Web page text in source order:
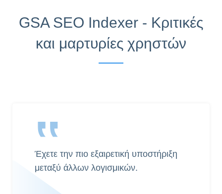
GSA SEO Indexer - Κριτικές
και μαρτυρίες χρηστών
‟
Έχετε την πιο εξαιρετική υποστήριξη
μεταξύ άλλων λογισμικών.